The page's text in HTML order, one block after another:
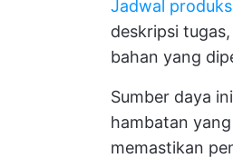
Jadwal
deskripsi
bahan yang
Sumber daya
hambatan
memastikan